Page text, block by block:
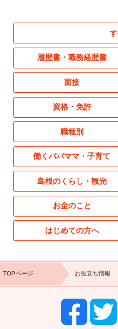
履歴書・職務経歴書
面接
資格・免許
職種別
働くパパママ・子育て
島根のくらし・観光
お金のこと
はじめての方へ
TOPページ お役立ち情報